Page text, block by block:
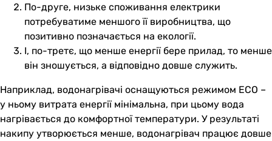
По-друге, низьке споживання електрики
потребуватиме меншого її виробництва, що
позитивно позначається на екології.
І, по-третє, що менше енергії бере прилад, то менше
він зношується, а відповідно довше служить.
Наприклад, водонагрівачі оснащуються режимом ECO –
у ньому витрата енергії мінімальна, при цьому вода
нагрівається до комфортної температури. У результаті
накипу утворюється менше, водонагрівач працює довше